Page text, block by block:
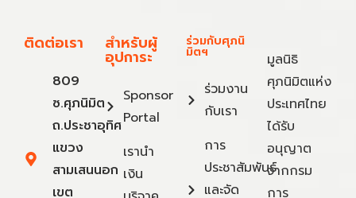
ติดต่อเรา
809
ซ.ศุภนิมิต
ถ.ประชาอุทิศ
แขวง
สามเสนนอก
เขต
สำหรับผู้
อุปการะ
Sponsor
Portal
เรานำ
เงิน
ร่วมกับศุภนิ
มิตฯ
ร่วมงาน
กับเรา
การ
ประชาสัมพันธ์
และจัด
มูลนิธิ
ศุภนิมิตแห่ง
ประเทศไทย
ได้รับ
อนุญาต
จากกรม
การ